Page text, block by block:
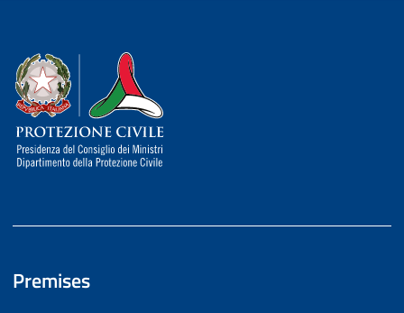
Dipartimento della Protezione Civile
Premises